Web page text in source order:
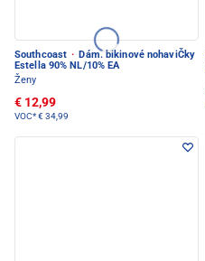
Southcoast · Dám. bikinové nohaviČky
Estella 90% NL/10% EA
Ženy
€ 12,99
VOC*€ 34,99